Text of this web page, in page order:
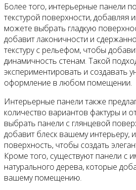
Более того, интерьерные панели
текстурой поверхности, добавляя
можете выбрать гладкую
добавит лаконичности и
текстуру с рельефом, чтобы
динамичность стенам. Такой
экспериментировать и создавать
оформление в любом помещении.
Интерьерные панели также
количество вариантов фактуры и
выбрать панели с глянцевой
добавит блеск вашему интерьеру,
поверхность, чтобы создать
Кроме того, существуют панели с
натурального дерева, которые
вашему помещению.